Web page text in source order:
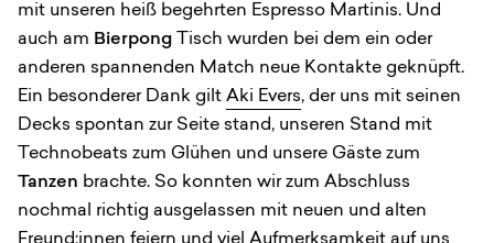
mit unseren heiß begehrten Espresso Martinis. Und
auch am Bierpong Tisch wurden bei dem ein oder
anderen spannenden Match neue Kontakte geknüpft.
Ein besonderer Dank gilt Aki Evers, der uns mit seinen
Decks spontan zur Seite stand, unseren Stand mit
Technobeats zum Glühen und unsere Gäste zum
Tanzen brachte. So konnten wir zum Abschluss
nochmal richtig ausgelassen mit neuen und alten
Freund:innen feiern und viel Aufmerksamkeit auf uns